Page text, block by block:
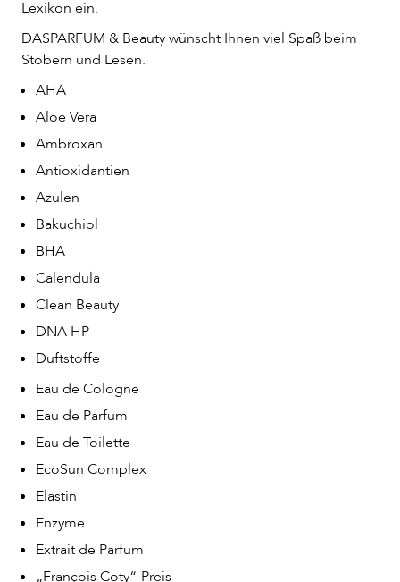
Lexikon ein.
DASPARFUM & Beauty wünscht Ihnen viel Spaß beim
Stöbern und Lesen.
AHA
Aloe Vera
Ambroxan
Antioxidantien
Azulen
Bakuchiol
BHA
Calendula
Clean Beauty
DNA HP
Duftstoffe
Eau de Cologne
Eau de Parfum
Eau de Toilette
EcoSun Complex
Elastin
Enzyme
Extrait de Parfum
„François Coty“-Preis